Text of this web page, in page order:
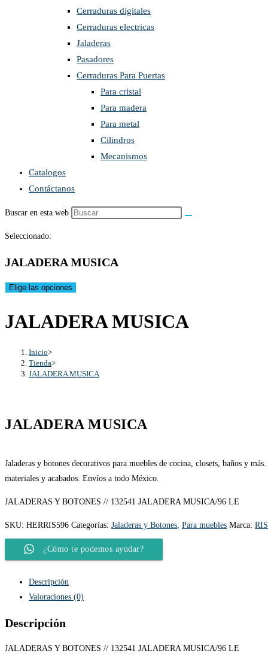
Cerraduras digitales
Cerraduras electricas
Jaladeras
Pasadores
Cerraduras Para Puertas
Para cristal
Para madera
Para metal
Cilindros
Mecanismos
Catalogos
Contáctanos
Buscar en esta web
Seleccionado:
JALADERA MUSICA
Elige las opciones
JALADERA MUSICA
Inicio>
Tienda>
JALADERA MUSICA
JALADERA MUSICA
Jaladeras y botones decorativos para muebles de cocina, closets, baños y
materiales y acabados. Envíos a todo México.
JALADERAS Y BOTONES // 132541 JALADERA MUSICA/96 LE
SKU: HERRIS596 Categorías: Jaladeras y Botones Para muebles Marca:
¿Cómo te podemos ayudar?
Descripción
Valoraciones (0)
Descripción
JALADERAS Y BOTONES // 132541 JALADERA MUSICA/96 LE